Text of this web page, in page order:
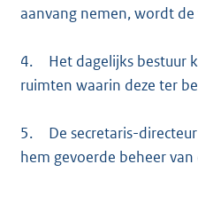
aanvang nemen, wordt
4.
Het dagelijks bestuur
ruimten waarin deze ter
5.
De secretaris-
hem gevoerde beheer